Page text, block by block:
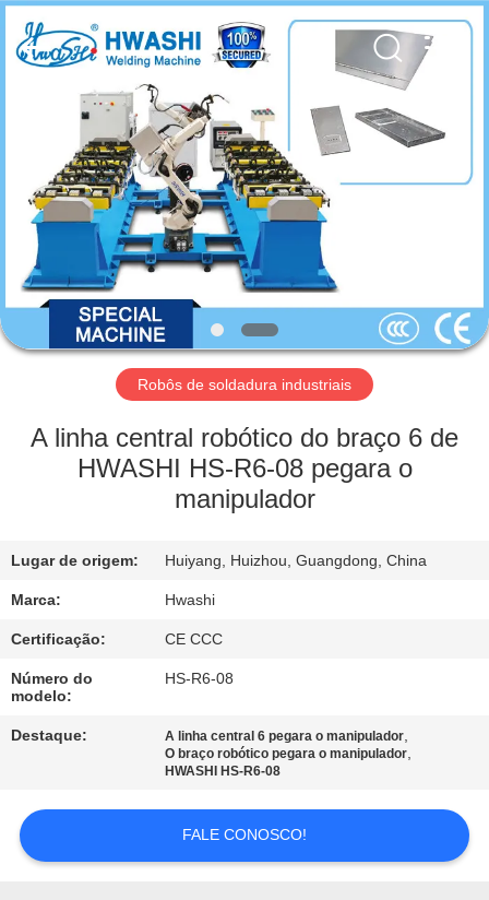
CASA
PRODUTOS
SOBRE
NÓS
EXCURSÃO
FÁBRICA
CONTROLE
QUALIDADE
CONTACTE-
NOS
NOTÍCIA
CASOS
2026
GUANGDONG
HWASHI
TECHNOLOGY
INC..
Robôs de soldadura industriais
A linha central robótico do braço 6 de
HWASHI HS-R6-08 pegara o
manipulador
Lugar de origem: Huiyang, Huizhou, Guangdong, China
Marca: Hwashi
Certificação: CE CCC
Número do
modelo:
HS-R6-08
Destaque: A linha central 6 pegara o manipulador,
O braço robótico pegara o manipulador,
HWASHI HS-R6-08
FALE CONOSCO!